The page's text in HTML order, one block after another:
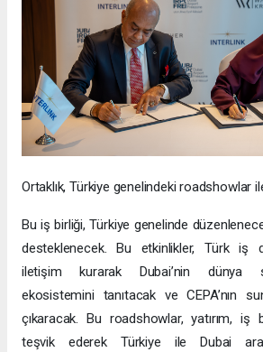
Ortaklık, Türkiye genelindeki roadshowlar
Bu iş birliği, Türkiye genelinde
desteklenecek. Bu etkinlikler, Türk iş
iletişim kurarak Dubai’nin dünya
ekosistemini tanıtacak ve CEPA’nın
çıkaracak. Bu roadshowlar, yatırım, iş
teşvik ederek Türkiye ile Dubai